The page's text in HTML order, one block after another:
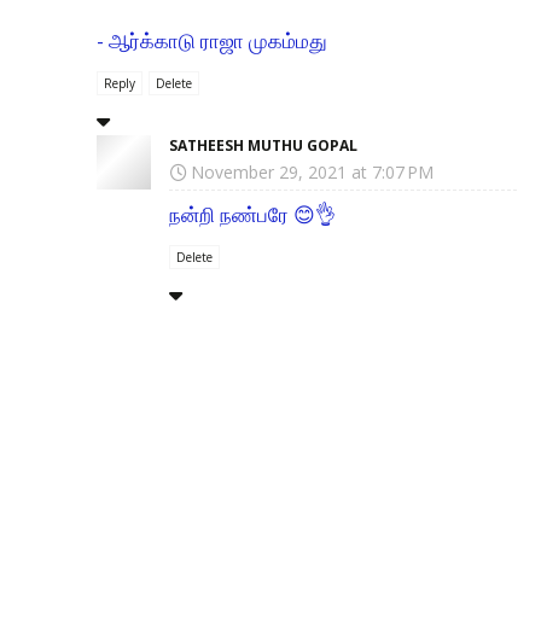
- ஆர்க்காடு ராஜா முகம்மது
Reply Delete
SATHEESH MUTHU GOPAL
November 29, 2021 at 7:07 PM
நன்றி நண்பரே 😊👌
Delete